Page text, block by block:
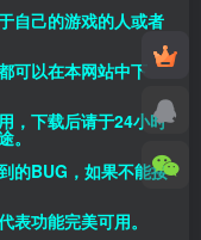
自己的游戏的人或者
可以在本网站中下
，下载后请于24小时
。
的BUG，如果不能接
功能完美可用。